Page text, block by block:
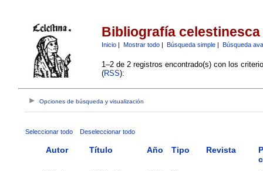
Bibliografía celestinesca
Inicio| Mostrar todo| Búsqueda simple| Búsqueda
1–2 de 2 registros encontrado(s) con los
(RSS):
Opciones de búsqueda y visualización
Seleccionar todo Deseleccionar todo
Autor Título Año Tipo Revista